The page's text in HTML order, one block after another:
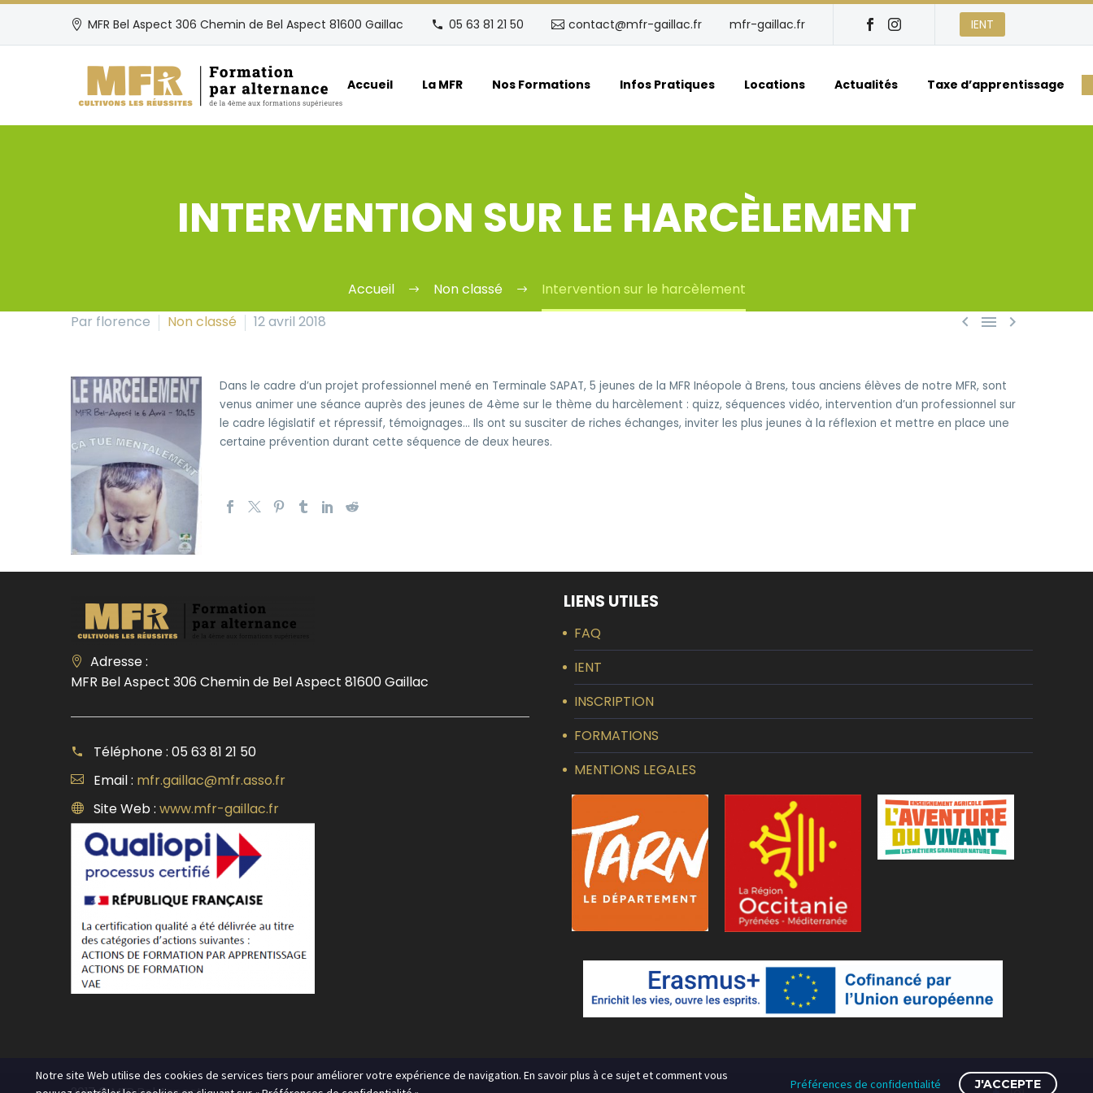
MFR Bel Aspect 306 Chemin de Bel Aspect 81600 Gaillac 05 63 81 21 50 contact@mfr-gaillac.fr mfr-gaillac.fr IENT
Accueil La MFR Nos Formations Infos Pratiques Locations Actualités Taxe d’apprentissage
INTERVENTION SUR LE HARCÈLEMENT
Accueil Non classé Intervention sur le harcèlement
  
Par florence Non classé 12 avril 2018
Dans le cadre d’un projet professionnel mené en Terminale SAPAT, 5 jeunes de la MFR Inéopole à Brens, tous anciens élèves de notre MFR, sont
venus animer une séance auprès des jeunes de 4ème sur le thème du harcèlement : quizz, séquences vidéo, intervention d’un professionnel sur
le cadre législatif et répressif, témoignages… Ils ont su susciter de riches échanges, inviter les plus jeunes à la réflexion et mettre en place une
certaine prévention durant cette séquence de deux heures.
Adresse :
MFR Bel Aspect 306 Chemin de Bel Aspect 81600 Gaillac
Téléphone : 05 63 81 21 50
Email : mfr.gaillac@mfr.asso.fr
Site Web : www.mfr-gaillac.fr
LIENS UTILES
FAQ
IENT
INSCRIPTION
FORMATIONS
MENTIONS LEGALES
Notre site Web utilise des cookies de services tiers pour améliorer votre expérience de navigation. En savoir plus à ce sujet et comment vous
Préférences de confidentialité J'ACCEPTE